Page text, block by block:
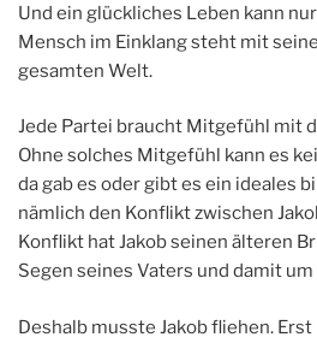
Und ein glückliches Leben kann
Mensch im Einklang steht mit
gesamten Welt.
Jede Partei braucht Mitgefühl mit
Ohne solches Mitgefühl kann es
da gab es oder gibt es ein ideales
nämlich den Konflikt zwischen
Konflikt hat Jakob seinen älteren
Segen seines Vaters und damit
Deshalb musste Jakob fliehen. Erst